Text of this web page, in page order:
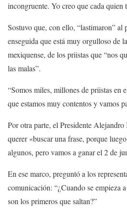
incongruente. Yo creo que cada quien
Sostuvo que, con ello, “lastimaron” al
enseguida que está muy orgulloso de
mexiquense, de los priistas que “nos
las malas”.
“Somos miles, millones de priistas en
que estamos muy contentos y vamos
Por otra parte, el Presidente
querer «buscar una frase, porque
algunos, pero vamos a ganar el 2 de
En ese marco, preguntó a los
comunicación: “¿Cuando se empieza
son los primeros que saltan?”